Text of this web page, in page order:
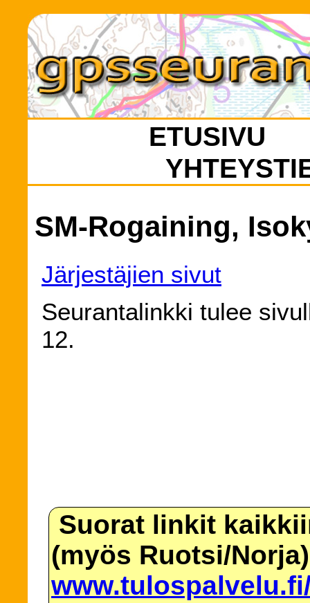
ETUSIVU
SM-Rogaining,
Järjestäjien sivut
Seurantalinkki tulee
12.
Suorat linkit
(myös Ruotsi/Norja)